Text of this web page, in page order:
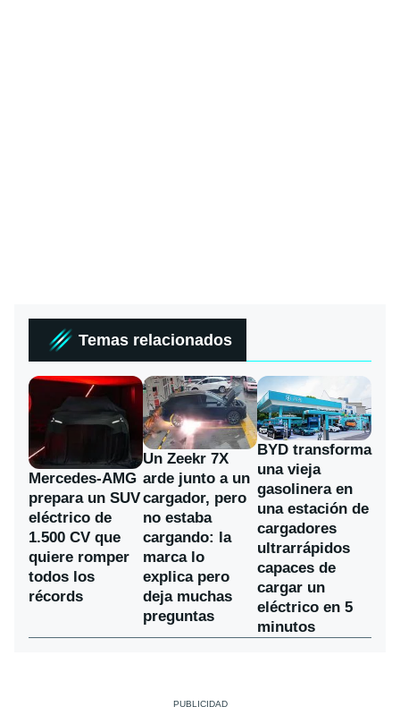
Temas relacionados
Mercedes-AMG
prepara un SUV
eléctrico de
1.500 CV que
quiere romper
todos los
récords
Un Zeekr 7X
arde junto a un
cargador, pero
no estaba
cargando: la
marca lo
explica pero
deja muchas
preguntas
BYD transforma
una vieja
gasolinera en
una estación de
cargadores
ultrarrápidos
capaces de
cargar un
eléctrico en 5
minutos